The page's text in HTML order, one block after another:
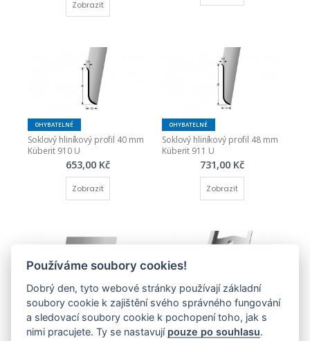
Zobrazit
OHYBATELNÉ
Soklový hliníkový profil 40 mm
Küberit 910 U
653,00 Kč
Zobrazit
OHYBATELNÉ
Soklový hliníkový profil 48 mm
Küberit 911 U
731,00 Kč
Zobrazit
OHYBATELNÉ
Přechodový profil T 14 mm
Küberit 289
OHYBATELNÉ
Ukončovací profil L  8 mm
Küberit 303 G
Používáme soubory cookies!
Dobrý den, tyto webové stránky používají základní
soubory cookie k zajištění svého správného fungování
a sledovací soubory cookie k pochopení toho, jak s
nimi pracujete. Ty se nastavují pouze po souhlasu